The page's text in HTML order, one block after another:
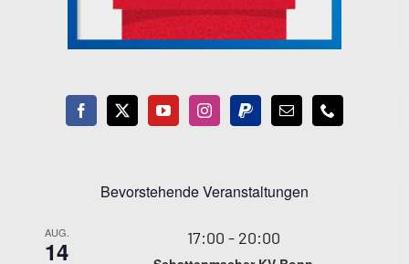
Bevorstehende Veranstaltungen
AUG.
14 17:00 - 20:00